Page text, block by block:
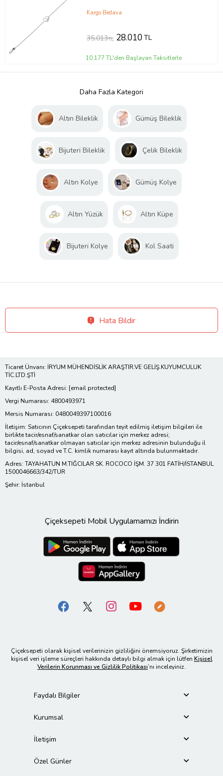
Kargo Bedava
35.013TL 28.010TL
10.177 TL'den Başlayan Taksitlerle
Daha Fazla Kategori
Altın Bileklik Gümüş Bileklik
Bijuteri Bileklik Çelik Bileklik
Altın Kolye Gümüş Kolye
Altın Yüzük Altın Küpe
Bijuteri Kolye Kol Saati
Hata Bildir
Ticaret Ünvanı: İRYUM MÜHENDİSLİK ARAŞTIR.VE GELİŞ.KUYUMCULUK
TİC.LTD.ŞTİ
Kayıtlı E-Posta Adresi: [email protected]
Vergi Numarası: 4800493971
Mersis Numarası: 0480049397100016
İletişim: Satıcının Çiçeksepeti tarafından teyit edilmiş iletişim bilgileri ile
birlikte tacir/esnaf/sanatkar olan satıcılar için merkez adresi;
tacir/esnaf/sanatkar olmayan satıcılar için merkez adresinin bulunduğu il
bilgisi, ad, soyad ve T.C. kimlik numarası kayıt altında bulunmaktadır.
Adres: TAYAHATUN M.TIĞCILAR SK. ROCOCO İŞM. 37 301 FATİH/İSTANBUL
1500046663/342/TUR
Şehir: İstanbul
Çiçeksepeti Mobil Uygulamamızı İndirin
Çiçeksepeti olarak kişisel verilerinizin gizliliğini önemsiyoruz. Şirketimizin
kişisel veri işleme süreçleri hakkında detaylı bilgi almak için lütfen Kişisel
Verilerin Korunması ve Gizlilik Politikası’nı inceleyiniz.
Faydalı Bilgiler
Kurumsal
İletişim
Özel Günler